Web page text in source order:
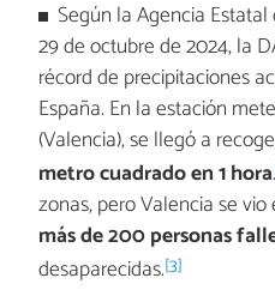
Según la Agencia
29 de octubre de 2024, la
récord de precipitaciones
España. En la estación
(Valencia), se llegó a
metro cuadrado en 1 hora.
zonas, pero Valencia se
más de 200 personas
desaparecidas.[3]